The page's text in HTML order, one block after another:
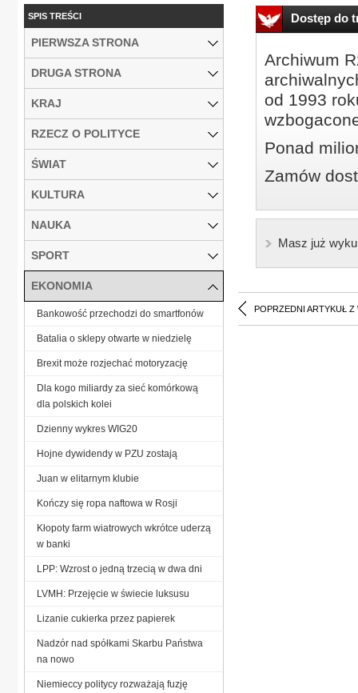
Dostęp do
Archiwum
od 1993
Ponad
Zamów
Masz już
POPRZEDNI ARTYKUŁ Z
SPIS TREŚCI
PIERWSZA STRONA
DRUGA STRONA
KRAJ
RZECZ O POLITYCE
ŚWIAT
KULTURA
NAUKA
SPORT
EKONOMIA
Bankowość przechodzi do smartfonów
Batalia o sklepy otwarte w niedzielę
Brexit może rozjechać motoryzację
Dla kogo miliardy za sieć komórkową
dla polskich kolei
Dzienny wykres WIG20
Hojne dywidendy w PZU zostają
Juan w elitarnym klubie
Kończy się ropa naftowa w Rosji
Kłopoty farm wiatrowych wkrótce uderzą
w banki
LPP: Wzrost o jedną trzecią w dwa dni
LVMH: Przejęcie w świecie luksusu
Lizanie cukierka przez papierek
Nadzór nad spółkami Skarbu Państwa
na nowo
Niemieccy politycy rozważają fuzję